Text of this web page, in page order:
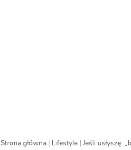
Strona główna| Lifestyle| Jeśli usłyszę: